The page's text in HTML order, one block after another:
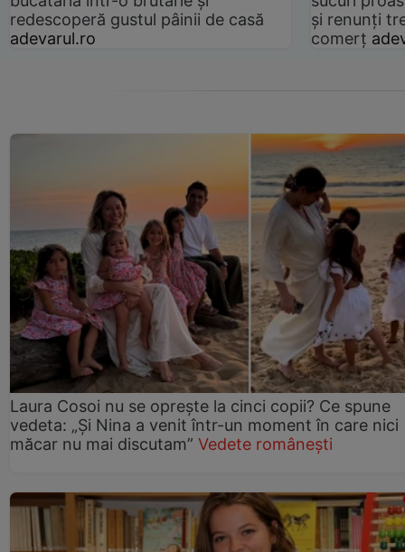
redescoperă gustul pâinii de casă
adevarul.ro
și renunți
comerț
Laura Cosoi nu se oprește la cinci copii? Ce spune
vedeta: „Și Nina a venit într-un moment în care nici
măcar nu mai discutam” Vedete românești